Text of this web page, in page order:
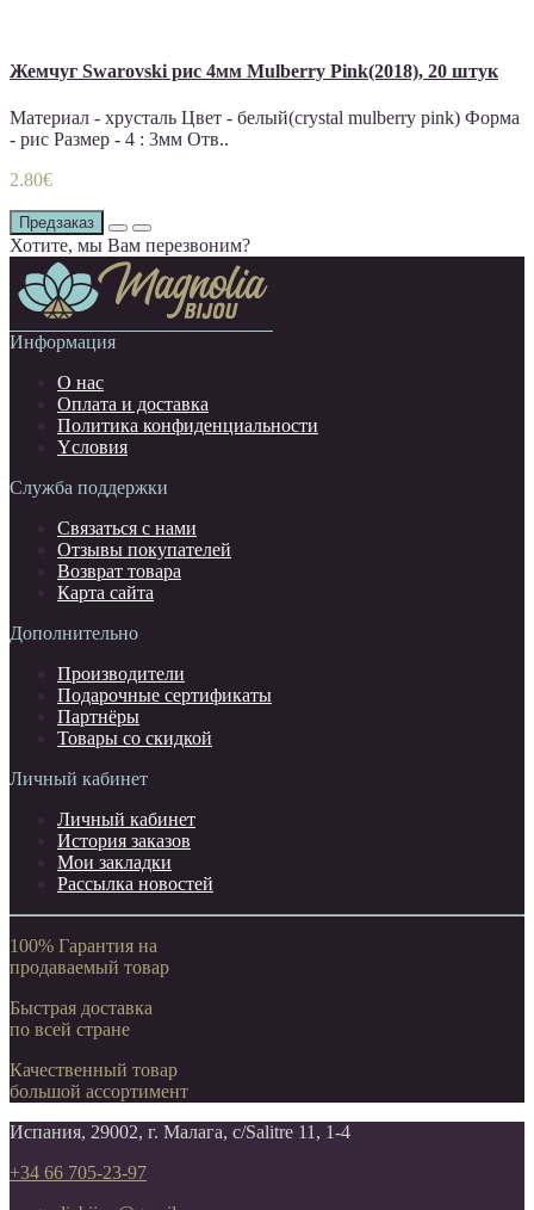
Жемчуг Swarovski рис 4мм Mulberry Pink(2018), 20 штук
Материал - хрусталь Цвет - белый(crystal mulberry pink) Форма
- рис Размер - 4 : 3мм Отв..
2.80€
Предзаказ
Хотите, мы Вам перезвоним?
Информация
О нас
Оплата и доставка
Политика конфиденциальности
Yсловия
Служба поддержки
Связаться с нами
Отзывы покупателей
Возврат товара
Карта сайта
Дополнительно
Производители
Подарочные сертификаты
Партнёры
Товары со скидкой
Личный кабинет
Личный кабинет
История заказов
Мои закладки
Рассылка новостей
100% Гарантия на
продаваемый товар
Быстрая доставка
по всей стране
Качественный товар
большой ассортимент
Испания, 29002, г. Малага, c/Salitre 11, 1-4
+34 66 705-23-97